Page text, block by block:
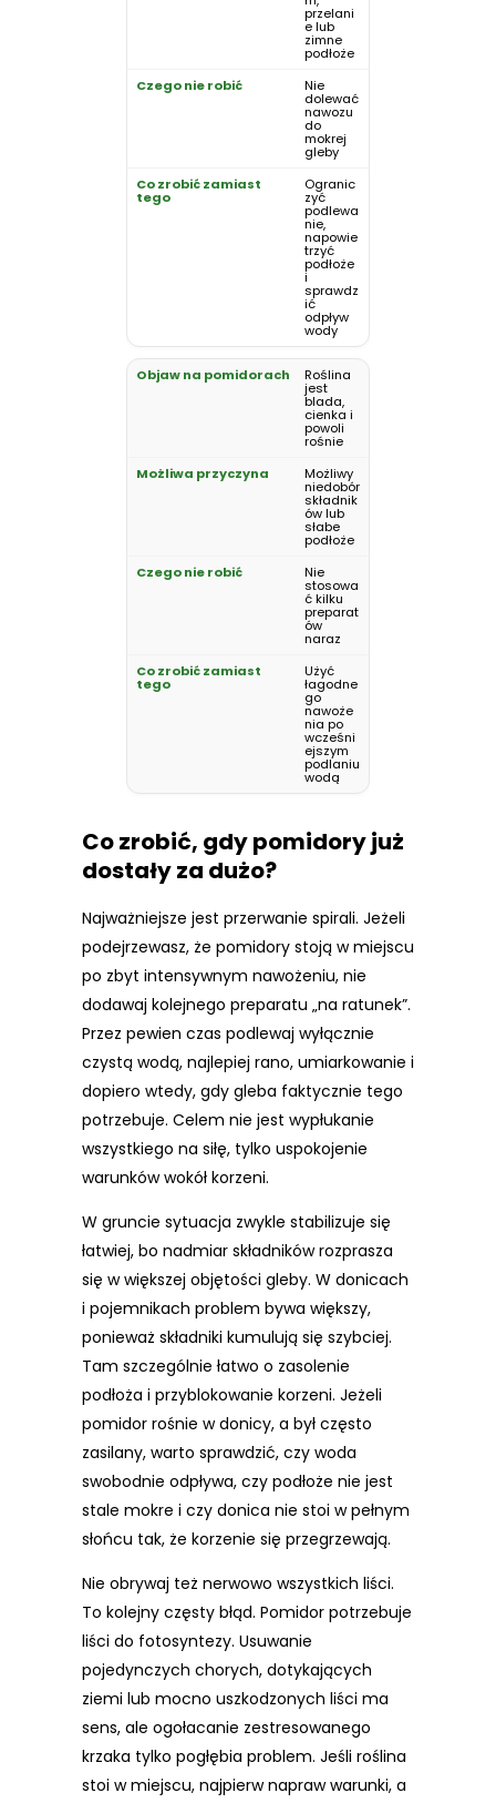
przelani
e lub
zimne
podłoże
Nie
dolewać
nawozu
do
mokrej
gleby
Ogranic
zyć
podlewa
nie,
napowie
trzyć
podłoże
i
sprawdz
ić
odpływ
wody
Roślina
jest
blada,
cienka i
powoli
rośnie
Możliwy
niedobór
składnik
ów lub
słabe
podłoże
Nie
stosowa
ć kilku
preparat
ów
naraz
Użyć
łagodne
go
nawoże
nia po
wcześni
ejszym
podlaniu
wodą
Co zrobić, gdy pomidory już
dostały za dużo?
Najważniejsze jest przerwanie spirali. Jeżeli
podejrzewasz, że pomidory stoją w miejscu
po zbyt intensywnym nawożeniu, nie
dodawaj kolejnego preparatu „na ratunek”.
Przez pewien czas podlewaj wyłącznie
czystą wodą, najlepiej rano, umiarkowanie i
dopiero wtedy, gdy gleba faktycznie tego
potrzebuje. Celem nie jest wypłukanie
wszystkiego na siłę, tylko uspokojenie
warunków wokół korzeni.
W gruncie sytuacja zwykle stabilizuje się
łatwiej, bo nadmiar składników rozprasza
się w większej objętości gleby. W donicach
i pojemnikach problem bywa większy,
ponieważ składniki kumulują się szybciej.
Tam szczególnie łatwo o zasolenie
podłoża i przyblokowanie korzeni. Jeżeli
pomidor rośnie w donicy, a był często
zasilany, warto sprawdzić, czy woda
swobodnie odpływa, czy podłoże nie jest
stale mokre i czy donica nie stoi w pełnym
słońcu tak, że korzenie się przegrzewają.
Nie obrywaj też nerwowo wszystkich liści.
To kolejny częsty błąd. Pomidor potrzebuje
liści do fotosyntezy. Usuwanie
pojedynczych chorych, dotykających
ziemi lub mocno uszkodzonych liści ma
sens, ale ogołacanie zestresowanego
krzaka tylko pogłębia problem. Jeśli roślina
stoi w miejscu, najpierw napraw warunki, a